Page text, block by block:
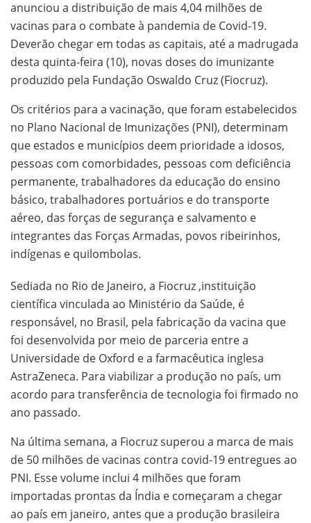
anunciou a distribuição de mais 4,04 milhões de
vacinas para o combate à pandemia de Covid-19.
Deverão chegar em todas as capitais, até a madrugada
desta quinta-feira (10), novas doses do imunizante
produzido pela Fundação Oswaldo Cruz (Fiocruz).
Os critérios para a vacinação, que foram estabelecidos
no Plano Nacional de Imunizações (PNI), determinam
que estados e municípios deem prioridade a idosos,
pessoas com comorbidades, pessoas com deficiência
permanente, trabalhadores da educação do ensino
básico, trabalhadores portuários e do transporte
aéreo, das forças de segurança e salvamento e
integrantes das Forças Armadas, povos ribeirinhos,
indígenas e quilombolas.
Sediada no Rio de Janeiro, a Fiocruz ,instituição
científica vinculada ao Ministério da Saúde, é
responsável, no Brasil, pela fabricação da vacina que
foi desenvolvida por meio de parceria entre a
Universidade de Oxford e a farmacêutica inglesa
AstraZeneca. Para viabilizar a produção no país, um
acordo para transferência de tecnologia foi firmado no
ano passado.
Na última semana, a Fiocruz superou a marca de mais
de 50 milhões de vacinas contra covid-19 entregues ao
PNI. Esse volume inclui 4 milhões que foram
importadas prontas da Índia e começaram a chegar
ao país em janeiro, antes que a produção brasileira